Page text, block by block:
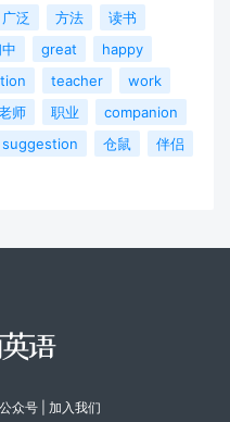
广泛 方法
读书
great
happy
teacher
work
师 职业
companion
suggestion 仓鼠
伴侣
众号 | 加入我们